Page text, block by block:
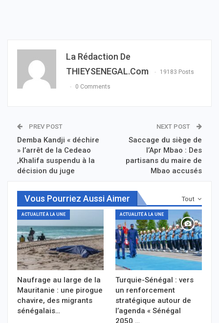
La Rédaction De
THIEYSENEGAL.com
19183 Posts
0 Comments
PREV POST
Demba Kandji « déchire
» l’arrêt de la Cedeao
,Khalifa suspendu à la
décision du juge
NEXT POST
Saccage du siège de
l’Apr Mbao : Des
partisans du maire de
Mbao accusés
Tout
Vous Pourriez Aussi Aimer
ACTUALITÉ À LA UNE
Naufrage au large de la
Mauritanie : une pirogue
chavire, des migrants
sénégalais…
ACTUALITÉ À LA UNE
Turquie-Sénégal : vers
un renforcement
stratégique autour de
l’agenda « Sénégal
2050 …